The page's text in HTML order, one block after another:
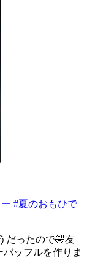
#夏のおもひで
だったので🤣友
ッフルを作りま